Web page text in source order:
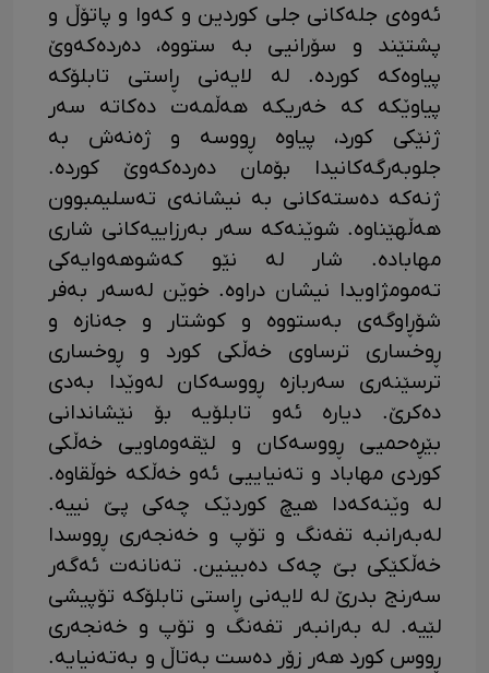
ئەوەی جلەکانی جلی کوردین و کەوا و پاتۆڵ و
پشتێند و سۆرانیی بە ستووە، دەردەکەوێ
پیاوەکە کوردە. لە لایەنی ڕاستی تابلۆکە
پیاوێکە کە خەریکە هەڵمەت دەکاتە سەر
ژنێکی کورد، پیاوە ڕووسە و ژەنەش بە
جلوبەرگەکانیدا بۆمان دەردەکەوێ کوردە.
ژنەکە دەستەکانی بە نیشانەی تەسلیمبوون
هەڵهێناوە. شوێنەکە سەر بەرزاییەکانی شاری
مهابادە. شار لە نێو کەشوهەوایەکی
تەمومژاویدا نیشان دراوە. خوێن لەسەر بەفر
شۆڕاوگەی بەستووە و کوشتار و جەنازە و
ڕوخساری ترساوی خەڵکی کورد و ڕوخساری
ترسێنەری سەربازە ڕووسەکان لەوێدا بەدی
دەکرێ. دیارە ئەو تابلۆیە بۆ نێشاندانی
بێڕەحمیی ڕووسەکان و لێقەوماویی خەڵکی
کوردی مهاباد و تەنیاییی ئەو خەڵکە خوڵقاوە.
لە وێنەکەدا هیچ کوردێک چەکی پێ نییە.
لەبەرانبە تفەنگ و تۆپ و خەنجەری ڕووسدا
خەڵکێکی بێ چەک دەبینین. تەنانەت ئەگەر
سەرنج بدرێ لە لایەنی ڕاستی تابلۆکە تۆپیشی
لێیە. لە بەرانبەر تفەنگ و تۆپ و خەنجەری
ڕووس کورد هەر زۆر دەست بەتاڵ و بەتەنیایە.